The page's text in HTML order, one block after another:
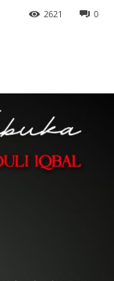
0
2621